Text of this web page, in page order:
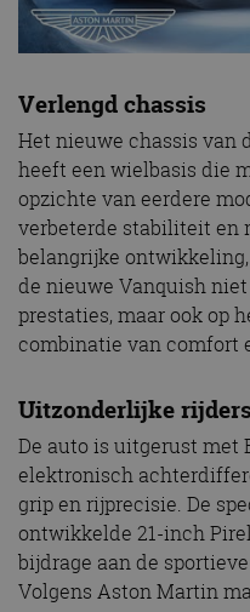
Verlengd chassis
Het nieuwe chassis van
heeft een wielbasis die
opzichte van eerdere
verbeterde stabiliteit en
belangrijke
de nieuwe Vanquish
prestaties, maar ook op
combinatie van comfort
Uitzonderlijke
De auto is uitgerust met
elektronisch
grip en rijprecisie. De
ontwikkelde 21-inch
bijdrage aan de
Volgens Aston Martin